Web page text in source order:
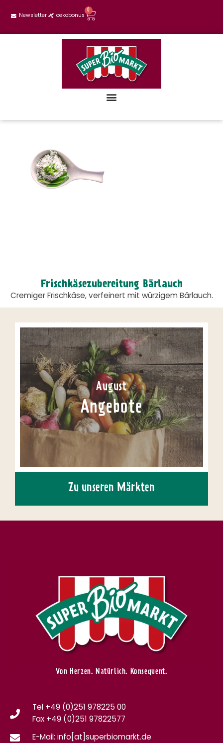
Newsletter oekobonus
0
Frischkäsezubereitung Bärlauch
Cremiger Frischkäse, verfeinert mit würzigem Bärlauch.
August
Angebote
Zu unseren Märkten
Von Herzen. Natürlich. Konsequent.
Tel +49 (0)251 978225 00
Fax +49 (0)251 97822577
E-Mail: info[at]superbiomarkt.de